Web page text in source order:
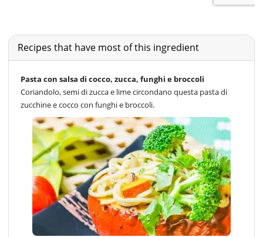
Recipes that have most of this ingredient
Pasta con salsa di cocco, zucca, funghi e broccoli
Coriandolo, semi di zucca e lime circondano questa pasta di
zucchine e cocco con funghi e broccoli.